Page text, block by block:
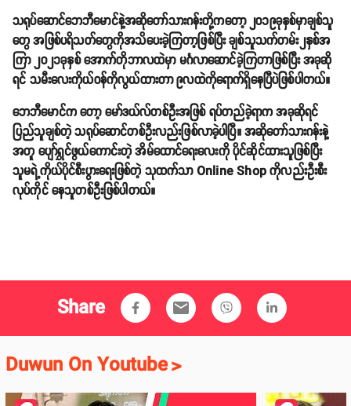
သရုပ်ဆောင်ဘေဘီမောင်နဲ့အဆိုတော်သားဂန်းတို့ကတော့ ၂၀၁၉ခုနှစ်မှာချစ်သူ
တွေ အဖြစ်ပရိသတ်တွေကိုအသိပေးခဲ့ကြတာ့ဖြစ်ပြီး ချစ်သူသက်တမ်း၂နှစ်အ
ကြာ ၂၀၂၁ခုနှစ် အောက်တိုဘာလထဲမှာ မင်္ဂလာဆောင်ခဲ့ကြတာဖြစ်ပြီး အခုဆို
ရင် သမီးလေးကိုယ်ဝန်ကိုလွယ်ထားတာ ၉လထဲကိုရောက်ရှိနေပြီပဲဖြစ်ပါတယ်။
ဘေဘီမောင်က တော့ မော်ဒယ်လ်တစ်ဦးအဖြစ် ရပ်တည်ခဲ့ရာက အခုဆိုရင်
ပြည်သူချစ်တဲ့ သရုပ်ဆောင်တစ်ဦးလည်းဖြစ်လာခဲ့ပါပြီ။ အဆိုတော်သားဂန်းနဲ့
အတူ ပျော်ရွှင်ဖွယ်ကောင်းတဲ့ အိမ်ထောင်ရေးလေးကို ပိုင်ဆိုင်ထားသူဖြစ်ပြီး
သူမရဲ့ကိုယ်ပိုင်စီးပွားရေးဖြစ်တဲ့ သုထက်သာ Online Shop ကိုလည်းဦးစီး
လုပ်ကိုင် နေသူတစ်ဦးဖြစ်ပါတယ်။
Share email
Duwun On Youtube>